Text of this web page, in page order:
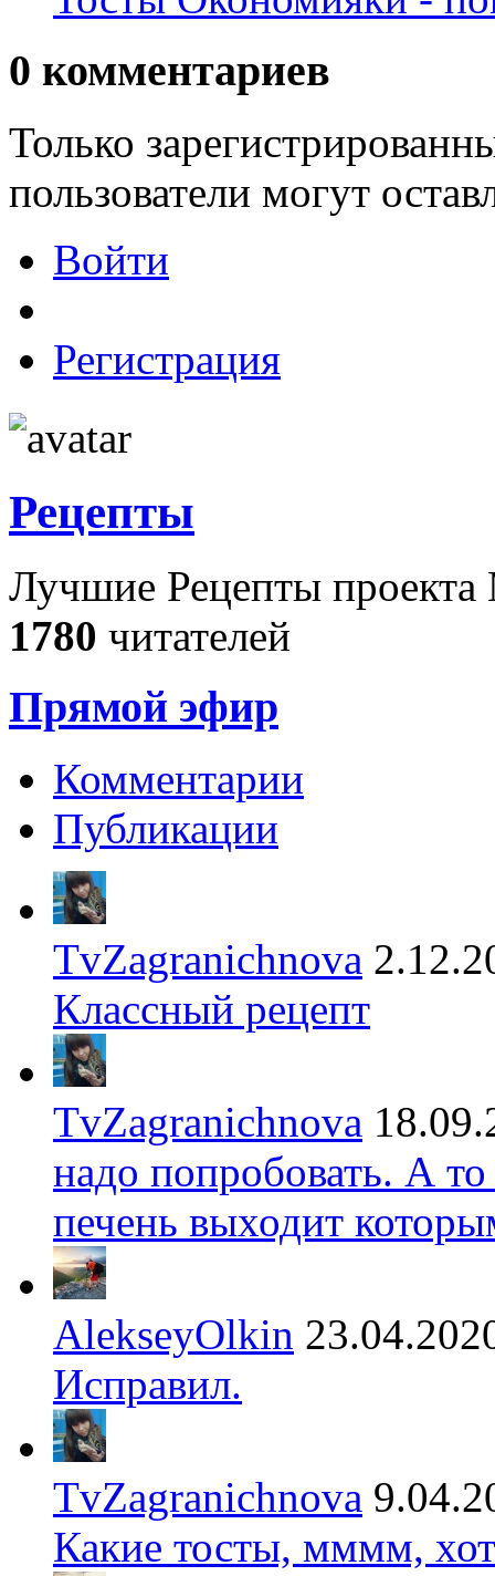
0 комментариев
Только
пользователи могут
Войти
Регистрация
Рецепты
Лучшие Рецепты проекта
1780 читателей
Прямой эфир
Комментарии
Публикации
TvZagranichnova
Классный рецепт
TvZagranichnova
надо попробовать. А
печень выходит
AlekseyOlkin
Исправил.
TvZagranichnova
Какие тосты, мммм,